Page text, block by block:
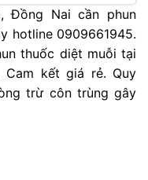
Đồng Nai cần phun
hotline 0909661945.
thuốc diệt muỗi tại
Cam kết giá rẻ. Quy
trừ côn trùng gây